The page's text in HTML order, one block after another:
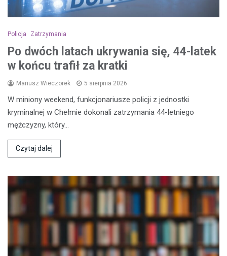
Policja Zatrzymania
Po dwóch latach ukrywania się, 44-latek
w końcu trafił za kratki
Mariusz Wieczorek 5 sierpnia 2026
W miniony weekend, funkcjonariusze policji z jednostki
kryminalnej w Chełmie dokonali zatrzymania 44-letniego
mężczyzny, który…
Czytaj dalej